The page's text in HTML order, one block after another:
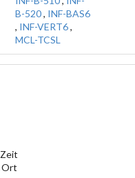
B-520, INF-BAS6
, INF-VERT6,
MCL-TCSL
Ort